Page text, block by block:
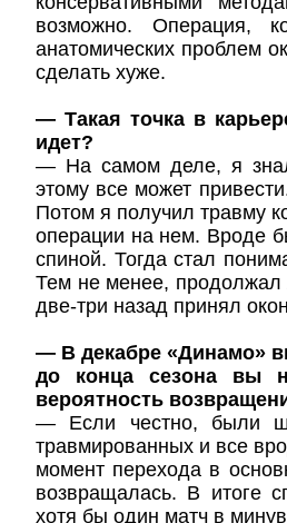
возможно. Операция,
анатомических проблем
сделать хуже.
— Такая точка в
идет?
— На самом деле, я
этому все может
Потом я получил травму
операции на нем. Вроде
спиной. Тогда стал
Тем не менее, продолжал
две-три назад принял
— В декабре «Динамо»
до конца сезона вы
вероятность
— Если честно, были
травмированных и все
момент перехода в
возвращалась. В итоге
хотя бы один матч в